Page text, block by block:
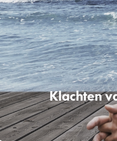
Klachten